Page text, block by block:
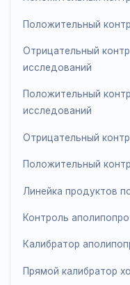
Жидкий контроль
Калибратор
Контроль
Контроль sTfR
Калибратор sTfR
Положительный
Линейка
заболевания
Положительный